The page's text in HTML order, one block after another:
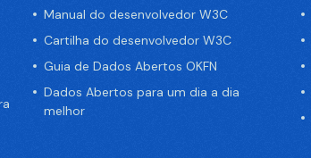
Manual do desenvolvedor W3C
Cartilha do desenvolvedor W3C
Guia de Dados Abertos OKFN
Dados Abertos para um dia a dia
melhor